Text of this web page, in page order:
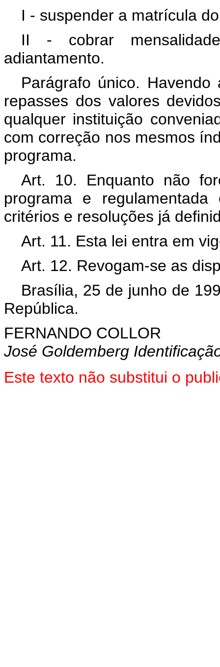
I - suspender a matrícula
II - cobrar
adiantamento.
Parágrafo único.
repasses dos valores
qualquer instituição
com correção nos mesmos
programa.
Art. 10. Enquanto não
programa e
critérios e resoluções já
Art. 11. Esta lei entra em
Art. 12. Revogam-se as
Brasília, 25 de junho de
República.
FERNANDO COLLOR
José Goldemberg
Este texto não substitui o